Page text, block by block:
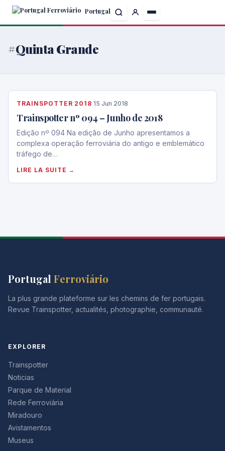
Skip
content
Portugal
#Quinta Grande
TRAINSPOTTER 2018·15 Jun 2018
Trainspotter nº 094 – Junho de 2018
Edição nº 094 Na edição de Junho apresentamos a
complexa operação ferroviária do antigo e emblemático
tráfego de…
LIRE LA SUITE →
Portugal Ferroviário
La plus grande plateforme sur les chemins de fer portugais.
Revue Trainspotter, actualités, photographie, communauté.
EXPLORER
Trainspotter
Noticias
Parque de Material
Rede Ferroviária
Miradouro
Avistamentos
Museus